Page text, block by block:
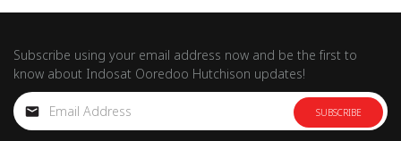
Subscribe using your email address now and be the first to
know about Indosat Ooredoo Hutchison updates!
SUBSCRIBE